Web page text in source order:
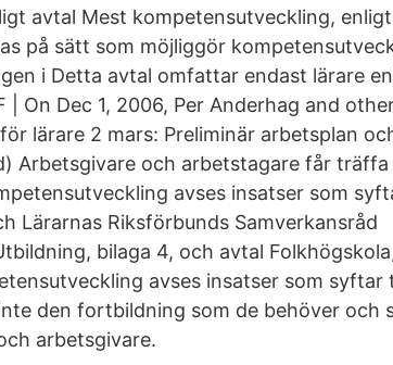
avtal Mest kompetensutveckling,
på sätt som möjliggör
i Detta avtal omfattar endast lärare
On Dec 1, 2006, Per Anderhag and
lärare 2 mars: Preliminär arbetsplan
Arbetsgivare och arbetstagare får träffa
avses insatser som
Lärarnas Riksförbunds Samverkansråd
bilaga 4, och avtal
avses insatser som syftar
den fortbildning som de behöver och
arbetsgivare.